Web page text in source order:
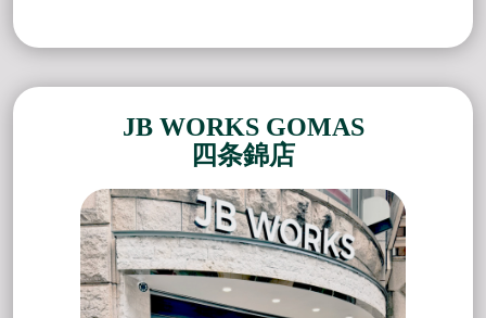
JB WORKS GOMAS
四条錦店